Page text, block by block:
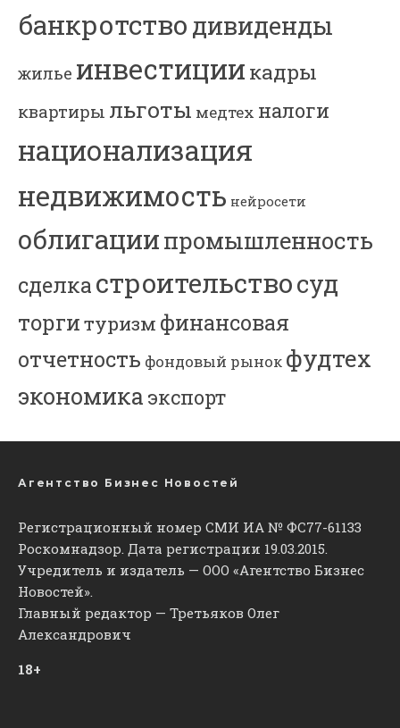
банкротство дивиденды
жилье инвестиции кадры
квартиры льготы медтех налоги
национализация
недвижимость нейросети
облигациипромышленность
сделкастроительствосуд
торгитуризм финансовая
отчетность фондовый рынок фудтех
экономика экспорт
Агентство Бизнес Новостей
Регистрационный номер СМИ ИА № ФС77-61133
Роскомнадзор. Дата регистрации 19.03.2015.
Учредитель и издатель — ООО «Агентство Бизнес
Новостей».
Главный редактор — Третьяков Олег
Александрович
18+